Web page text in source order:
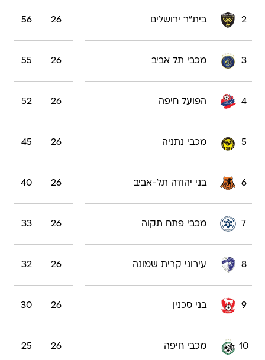
2 בית"ר ירושלים 26
56
3 מכבי תל אביב 26
55
4 הפועל חיפה 26
52
5 מכבי נתניה 26
45
6 בני יהודה תל-אביב 26
40
7 מכבי פתח תקוה 26
33
8 עירוני קרית שמונה 26
32
9 בני סכנין 26
30
10 מכבי חיפה 26
25